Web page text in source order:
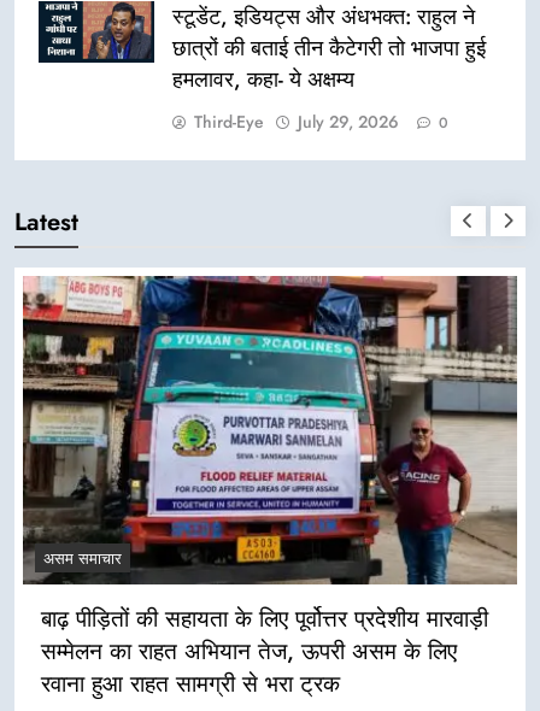
स्टूडेंट, इडियट्स और अंधभक्त: राहुल ने
छात्रों की बताई तीन कैटेगरी तो भाजपा हुई
हमलावर, कहा- ये अक्षम्य
Third-Eye July 29, 2026 0
Latest
असम समाचार
बाढ़ पीड़ितों की सहायता के लिए पूर्वोत्तर प्रदेशीय मारवाड़ी
सम्मेलन का राहत अभियान तेज, ऊपरी असम के लिए
रवाना हुआ राहत सामग्री से भरा ट्रक